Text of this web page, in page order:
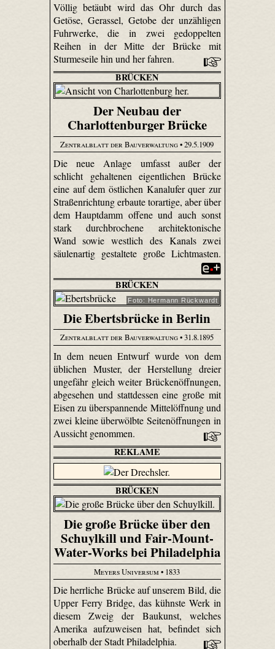
Völlig betäubt wird das Ohr durch das
Getöse, Gerassel, Getobe der unzähligen
Fuhrwerke, die in zwei gedoppelten
Reihen in der Mitte der Brücke mit
Sturmeseile hin und her fahren.
BRÜCKEN
Der Neubau der
Charlottenburger Brücke
Zentralblatt der Bauverwaltung• 29.5.1909
Die neue Anlage umfasst außer der
schlicht gehaltenen eigentlichen Brücke
eine auf dem östlichen Kanalufer quer zur
Straßenrichtung erbaute torartige, aber über
dem Hauptdamm offene und auch sonst
stark durchbrochene architektonische
Wand sowie westlich des Kanals zwei
säulenartig gestaltete große Lichtmasten.
BRÜCKEN
Foto: Hermann Rückwardt
Die Ebertsbrücke in Berlin
Zentralblatt der Bauverwaltung• 31.8.1895
In dem neuen Entwurf wurde von dem
üblichen Muster, der Herstellung dreier
ungefähr gleich weiter Brückenöffnungen,
abgesehen und stattdessen eine große mit
Eisen zu überspannende Mittelöffnung und
zwei kleine überwölbte Seitenöffnungen in
Aussicht genommen.
REKLAME
BRÜCKEN
Die große Brücke über den
Schuylkill und Fair-Mount-
Water-Works bei Philadelphia
Meyers Universum• 1833
Die herrliche Brücke auf unserem Bild, die
Upper Ferry Bridge, das kühnste Werk in
diesem Zweig der Baukunst, welches
Amerika aufzuweisen hat, befindet sich
oberhalb der Stadt Philadelphia.